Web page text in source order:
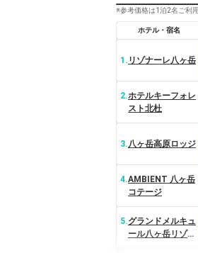
※参考価格は1泊2名ご利
ホテル・宿名
1. リゾナーレ八ヶ岳
2.ホテルキーフォレ
スト北杜
3.八ヶ岳高原ロッジ
4.AMBIENT 八ヶ岳
コテージ
5.グランドメルキュ
ール八ヶ岳リゾー